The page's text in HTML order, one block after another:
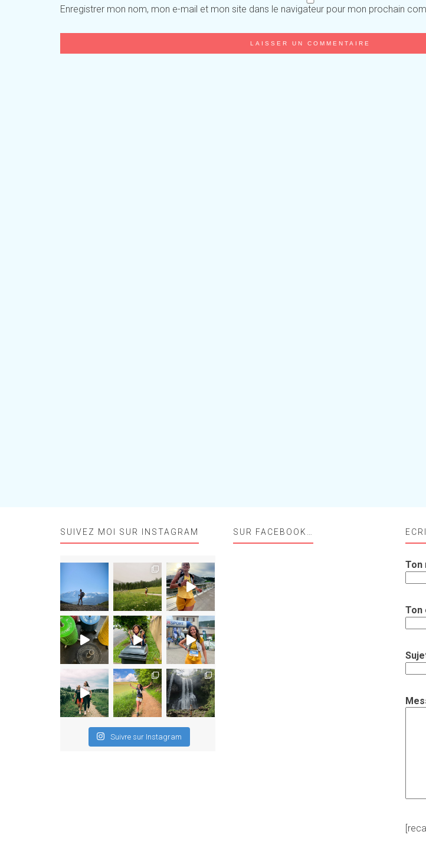
Enregistrer mon nom, mon e-mail et mon site dans le navigateur pour mon prochain
SUIVEZ MOI SUR INSTAGRAM
Suivre sur Instagram
SUR FACEBOOK…
Ton
Ton